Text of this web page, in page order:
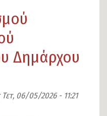
ανακοπής
και
αίτησης
αναστολής
του
Δημάρχου
Τετ, 06/05/2026 - 11:21